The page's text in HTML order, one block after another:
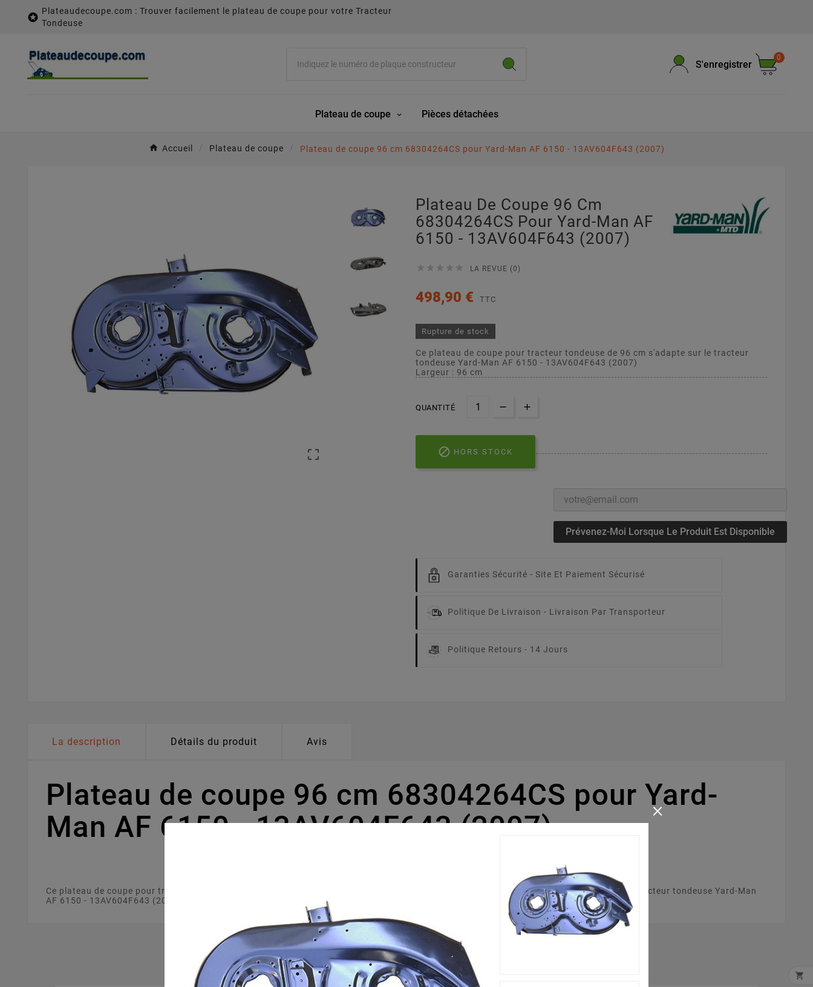

Plateaudecoupe.com : Trouver facilement le plateau de coupe pour votre Tracteur
Tondeuse
S'enregistrer
0
Plateau de coupe Pièces détachées
Accueil Plateau de coupe Plateau de coupe 96 cm 68304264CS pour Yard-Man AF 6150 - 13AV604F643 (2007)

Plateau De Coupe 96 Cm
68304264CS Pour Yard-Man AF
6150 - 13AV604F643 (2007)
     LA REVUE (0)
498,90 € TTC
Rupture de stock
Ce plateau de coupe pour tracteur tondeuse de 96 cm s'adapte sur le tracteur
tondeuse Yard-Man AF 6150 - 13AV604F643 (2007)
Largeur : 96 cm
QUANTITÉ
 HORS STOCK
Prévenez-Moi Lorsque Le Produit Est Disponible
Garanties Sécurité - Site Et Paiement Sécurisé
Politique De Livraison - Livraison Par Transporteur
Politique Retours - 14 Jours
La description Détails du produit Avis
Plateau de coupe 96 cm 68304264CS pour Yard-
Man AF 6150 - 13AV604F643 (2007)
Ce plateau de coupe pour tracteur tondeuse de 96 cm s'adapte sur le tracteur tondeuse Yard-Man AF 6150 - 13AV604F643 (2007) .Votre tracteur tondeuse Yard-Man
AF 6150 - 13AV604F643 (2007) . Ce plateau de coupe est fabriqué à partir d'un matériau solide et résistant.
Accessoires
×
